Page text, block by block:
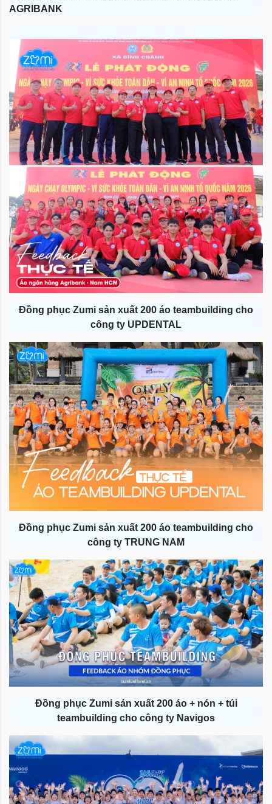
AGRIBANK
Đồng phục Zumi sản xuất 200 áo teambuilding cho
công ty UPDENTAL
Đồng phục Zumi sản xuất 200 áo teambuilding cho
công ty TRUNG NAM
Đồng phục Zumi sản xuất 200 áo + nón + túi
teambuilding cho công ty Navigos